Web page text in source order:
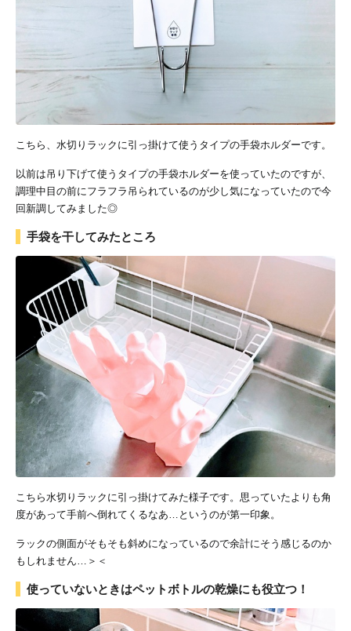
こちら、水切りラックに引っ掛けて使うタイプの手袋ホルダーです。
以前は吊り下げて使うタイプの手袋ホルダーを使っていたのですが、
調理中目の前にフラフラ吊られているのが少し気になっていたので今
回新調してみました◎
手袋を干してみたところ
こちら水切りラックに引っ掛けてみた様子です。思っていたよりも角
度があって手前へ倒れてくるなあ…というのが第一印象。
ラックの側面がそもそも斜めになっているので余計にそう感じるのか
もしれません…＞＜
使っていないときはペットボトルの乾燥にも役立つ！